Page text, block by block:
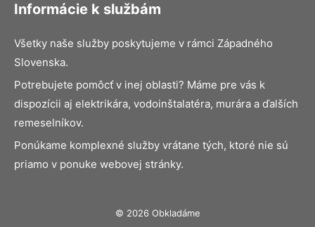
Informácie k službám
Všetky naše služby poskytujeme v rámci Západného
Slovenska.
Potrebujete pomôcť v inej oblasti? Máme pre vás k
dispozícii aj elektrikára, vodoinštalatéra, murára a ďalších
remeselníkov.
Ponúkame komplexné služby vrátane tých, ktoré nie sú
priamo v ponuke webovej stránky.
© 2026 Obkladáme